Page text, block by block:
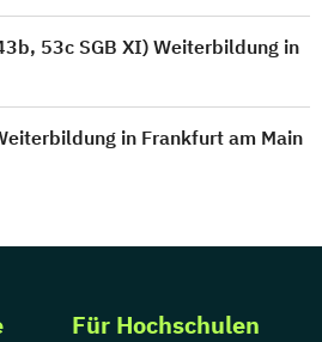
53c SGB XI) Weiterbildung in
in Frankfurt am Main
Für Hochschulen